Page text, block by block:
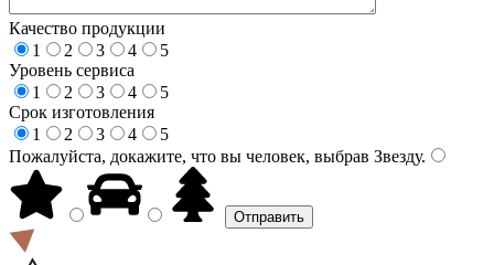
Качество продукции
1
2 3 4
5
Уровень сервиса
1
2 3 4
5
Срок изготовления
1
2 3 4
5
Пожалуйста, докажите, что вы человек, выбрав Звезду.